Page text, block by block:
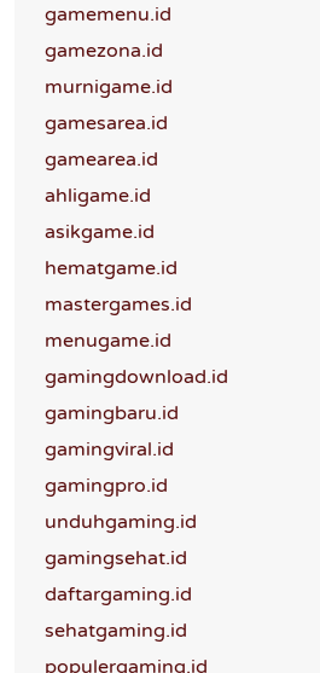
gamemenu.id
gamezona.id
murnigame.id
gamesarea.id
gamearea.id
ahligame.id
asikgame.id
hematgame.id
mastergames.id
menugame.id
gamingdownload.id
gamingbaru.id
gamingviral.id
gamingpro.id
unduhgaming.id
gamingsehat.id
daftargaming.id
sehatgaming.id
populergaming.id